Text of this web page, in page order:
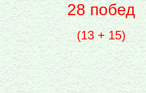
28 побед
(13 + 15)